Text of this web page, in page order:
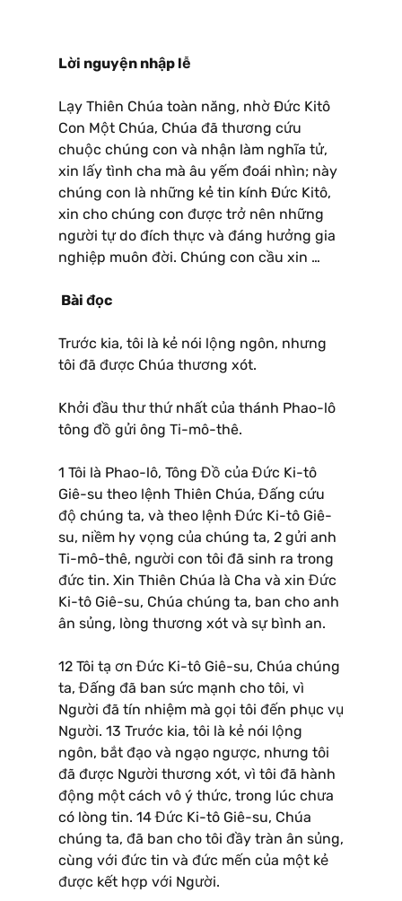
Lời nguyện nhập lễ
Lạy Thiên Chúa toàn năng, nhờ Ðức Kitô
Con Một Chúa, Chúa đã thương cứu
chuộc chúng con và nhận làm nghĩa tử,
xin lấy tình cha mà âu yếm đoái nhìn; này
chúng con là những kẻ tin kính Ðức Kitô,
xin cho chúng con được trở nên những
người tự do đích thực và đáng hưởng gia
nghiệp muôn đời. Chúng con cầu xin …
Bài đọc
Trước kia, tôi là kẻ nói lộng ngôn, nhưng
tôi đã được Chúa thương xót.
Khởi đầu thư thứ nhất của thánh Phao-lô
tông đồ gửi ông Ti-mô-thê.
1 Tôi là Phao-lô, Tông Đồ của Đức Ki-tô
Giê-su theo lệnh Thiên Chúa, Đấng cứu
độ chúng ta, và theo lệnh Đức Ki-tô Giê-
su, niềm hy vọng của chúng ta, 2 gửi anh
Ti-mô-thê, người con tôi đã sinh ra trong
đức tin. Xin Thiên Chúa là Cha và xin Đức
Ki-tô Giê-su, Chúa chúng ta, ban cho anh
ân sủng, lòng thương xót và sự bình an.
12 Tôi tạ ơn Đức Ki-tô Giê-su, Chúa chúng
ta, Đấng đã ban sức mạnh cho tôi, vì
Người đã tín nhiệm mà gọi tôi đến phục vụ
Người. 13 Trước kia, tôi là kẻ nói lộng
ngôn, bắt đạo và ngạo ngược, nhưng tôi
đã được Người thương xót, vì tôi đã hành
động một cách vô ý thức, trong lúc chưa
có lòng tin. 14 Đức Ki-tô Giê-su, Chúa
chúng ta, đã ban cho tôi đầy tràn ân sủng,
cùng với đức tin và đức mến của một kẻ
được kết hợp với Người.